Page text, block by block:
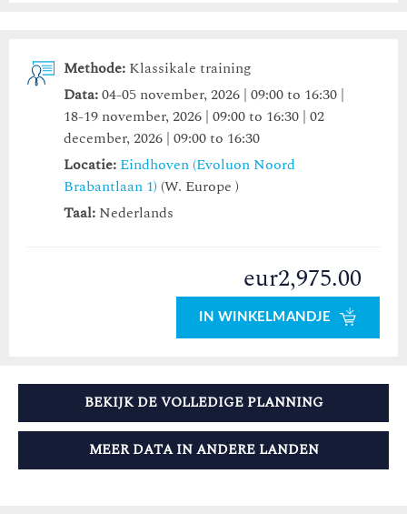
Methode: Klassikale training
Data:04-05 november, 2026 | 09:00 to 16:30 |
18-19 november, 2026 | 09:00 to 16:30 | 02
december, 2026 | 09:00 to 16:30
Locatie: Eindhoven (Evoluon Noord
Brabantlaan 1) (W. Europe )
Taal: Nederlands
eur2,975.00
IN WINKELMANDJE
BEKIJK DE VOLLEDIGE PLANNING
MEER DATA IN ANDERE LANDEN